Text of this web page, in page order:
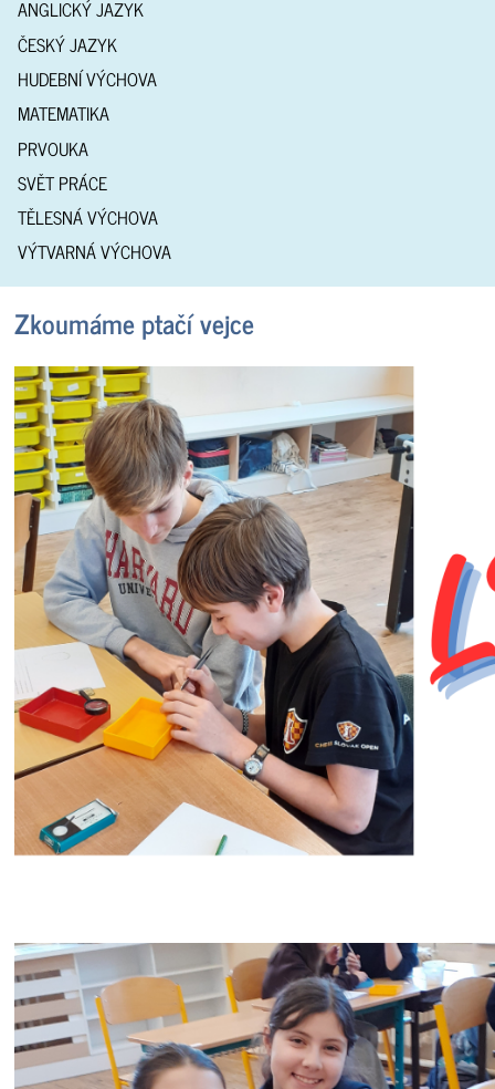
ANGLICKÝ JAZYK
ČESKÝ JAZYK
HUDEBNÍ VÝCHOVA
MATEMATIKA
PRVOUKA
SVĚT PRÁCE
TĚLESNÁ VÝCHOVA
VÝTVARNÁ VÝCHOVA
Zkoumáme ptačí vejce